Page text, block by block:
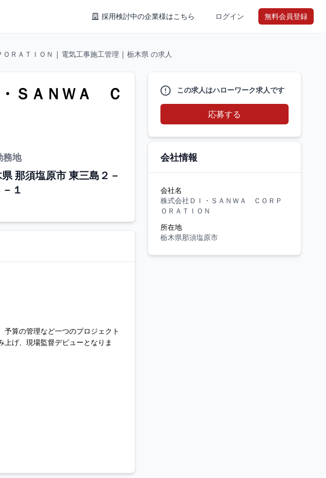
採用検討中の企業様はこちら ログイン 無料会員登録
ＲＡＴＩＯＮ | 電気工事施工管理 | 栃木県 の求人
ＳＡＮＷＡ Ｃ
務地
那須塩原市 東三島２－
１
算の管理など一つのプロジェクト
げ、現場監督デビューとなりま
この求人はハローワーク求人です
応募する
会社情報
会社名
株式会社ＤＩ・ＳＡＮＷＡ ＣＯＲＰ
ＯＲＡＴＩＯＮ
所在地
栃木県那須塩原市